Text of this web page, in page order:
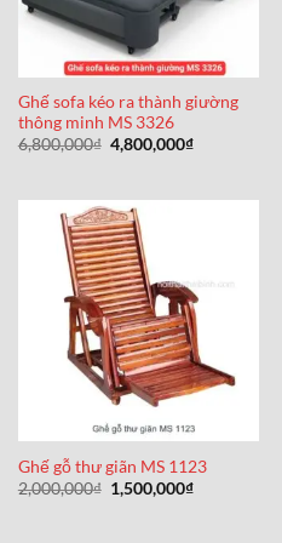
Ghế sofa kéo ra thành giường
thông minh MS 3326
6,800,000₫ Giá
gốc
4,800,000₫Giá
4,800,000₫.
Ghế gỗ thư giãn MS 1123
2,000,000₫ Giá
gốc
1,500,000₫Giá